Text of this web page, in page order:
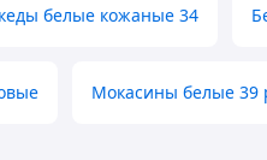
клиенте
белые кожаные 34
Мокасины белые 39